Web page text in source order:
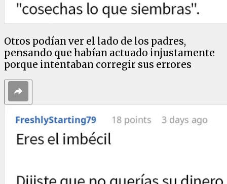
Otros podían ver el lado de los padres,
pensando que habían actuado injustamente
porque intentaban corregir sus errores